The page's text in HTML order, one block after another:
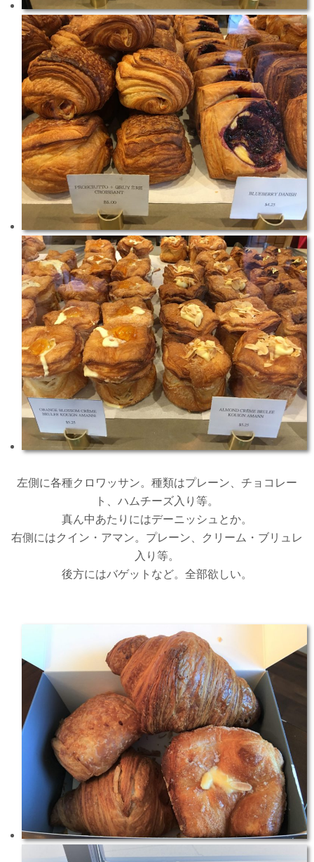
左側に各種クロワッサン。種類はプレーン、チョコレー
ト、ハムチーズ入り等。
真ん中あたりにはデーニッシュとか。
右側にはクイン・アマン。プレーン、クリーム・ブリュレ
入り等。
後方にはバゲットなど。全部欲しい。